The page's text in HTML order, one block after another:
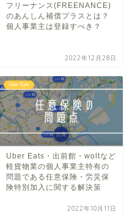
フリーナンス(FREENANCE)
のあんしん補償プラスとは？
個人事業主は登録すべき？
2022年12月28日
Uber Eats
Uber Eats・出前館・woltなど
軽貨物業の個人事業主特有の
問題である任意保険・労災保
険特別加入に関する解決策
2022年10月11日